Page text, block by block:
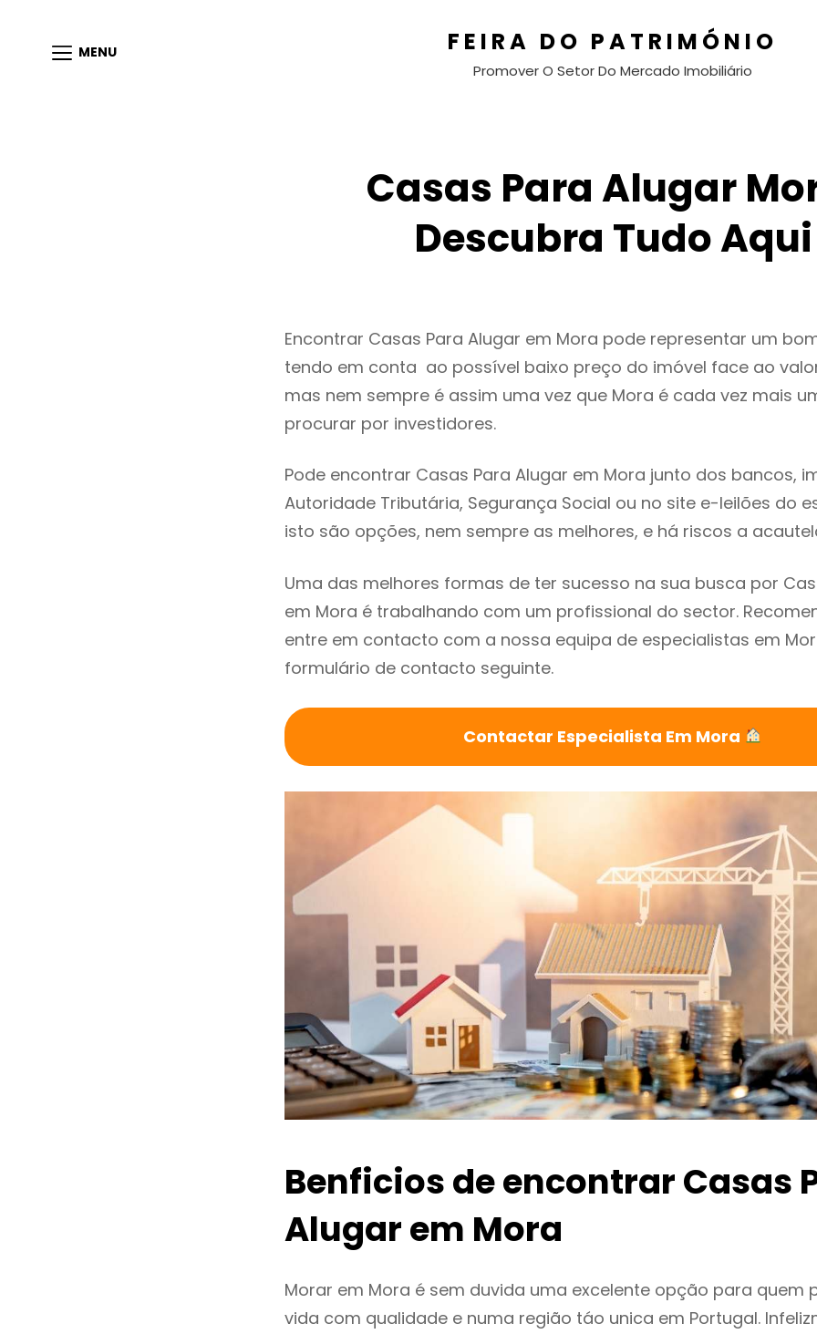
MENU FEIRA DO PATRIMÓNIO
Promover O Setor Do Mercado Imobiliário
Casas Para Alugar
Descubra Tudo Aqui
Encontrar Casas Para Alugar em Mora pode representar um
tendo em conta ao possível baixo preço do imóvel face ao
mas nem sempre é assim uma vez que Mora é cada vez mais
procurar por investidores.
Pode encontrar Casas Para Alugar em Mora junto dos bancos,
Autoridade Tributária, Segurança Social ou no site e-leilões do
isto são opções, nem sempre as melhores, e há riscos a
Uma das melhores formas de ter sucesso na sua busca por
em Mora é trabalhando com um profissional do sector.
entre em contacto com a nossa equipa de especialistas em
formulário de contacto seguinte.
Contactar Especialista Em Mora
Benficios de encontrar Casas
Alugar em Mora
Morar em Mora é sem duvida uma excelente opção para quem
vida com qualidade e numa região táo unica em Portugal.